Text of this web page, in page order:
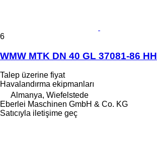
6
WMW MTK DN 40 GL 37081-86 HH
Talep üzerine fiyat
Havalandırma ekipmanları
Almanya, Wiefelstede
Eberlei Maschinen GmbH & Co. KG
Satıcıyla iletişime geç